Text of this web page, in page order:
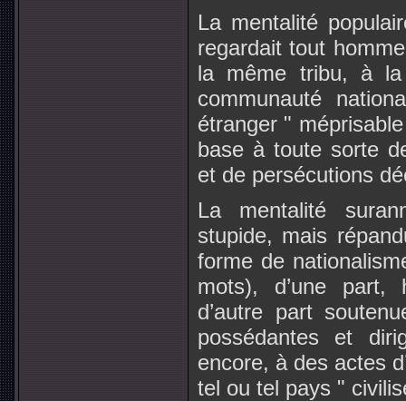
La mentalité
regardait tout
la même tribu, à
communauté
étranger "
base à toute sorte
et de persécutions
La mentalité
stupide, mais
forme de
mots), d’une part,
d’autre part
possédantes et
encore, à des actes
tel ou tel pays "